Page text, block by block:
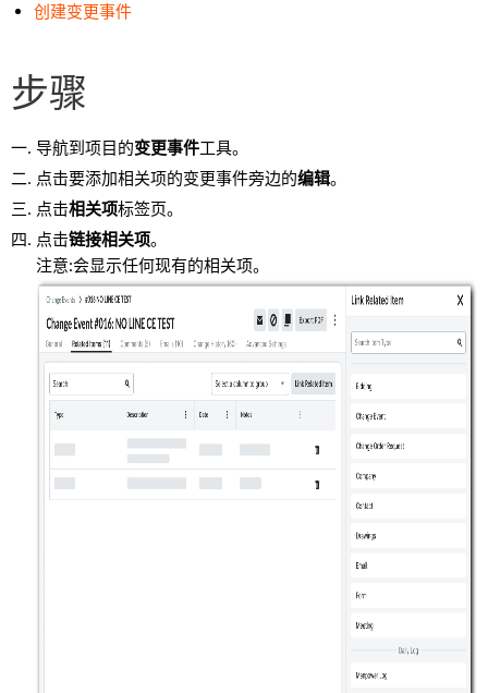
创建变更事件
步骤
导航到项目的变更事件工具。
点击要添加相关项的变更事件旁边的编辑。
点击相关项标签页。
点击链接相关项。
注意:会显示任何现有的相关项。